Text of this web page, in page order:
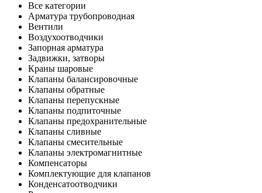
Все категории
Арматура трубопроводная
Вентили
Воздухоотводчики
Запорная арматура
Задвижки, затворы
Краны шаровые
Клапаны балансировочные
Клапаны обратные
Клапаны перепускные
Клапаны подпиточные
Клапаны предохранительные
Клапаны сливные
Клапаны смесительные
Клапаны электромагнитные
Компенсаторы
Комплектующие для клапанов
Конденсатоотводчики